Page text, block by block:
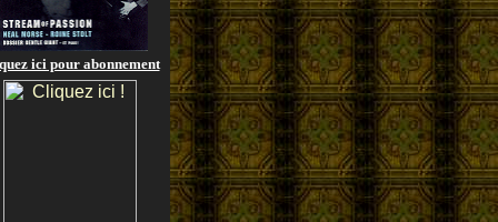
ici pour abonnement